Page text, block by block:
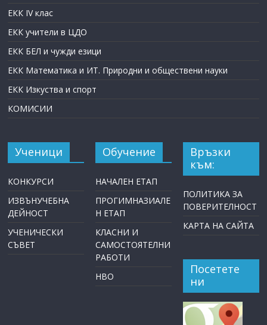
ЕКК IV клас
ЕКК учители в ЦДО
ЕКК БЕЛ и чужди езици
ЕКК Математика и ИТ. Природни и обществени науки
ЕКК Изкуства и спорт
КОМИСИИ
Ученици
КОНКУРСИ
ИЗВЪНУЧЕБНА
ДЕЙНОСТ
УЧЕНИЧЕСКИ
СЪВЕТ
Обучение
НАЧАЛЕН ЕТАП
ПРОГИМНАЗИАЛЕ
Н ЕТАП
КЛАСНИ И
САМОСТОЯТЕЛНИ
РАБОТИ
НВО
Връзки
към:
ПОЛИТИКА ЗА
ПОВЕРИТЕЛНОСТ
КАРТА НА САЙТА
Посетете
ни